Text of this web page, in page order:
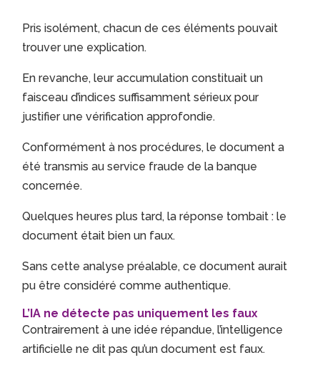
Pris isolément, chacun de ces éléments pouvait
trouver une explication.
En revanche, leur accumulation constituait un
faisceau d’indices suffisamment sérieux pour
justifier une vérification approfondie.
Conformément à nos procédures, le document a
été transmis au service fraude de la banque
concernée.
Quelques heures plus tard, la réponse tombait : le
document était bien un faux.
Sans cette analyse préalable, ce document aurait
pu être considéré comme authentique.
L’IA ne détecte pas uniquement les faux
Contrairement à une idée répandue, l’intelligence
artificielle ne dit pas qu’un document est faux.